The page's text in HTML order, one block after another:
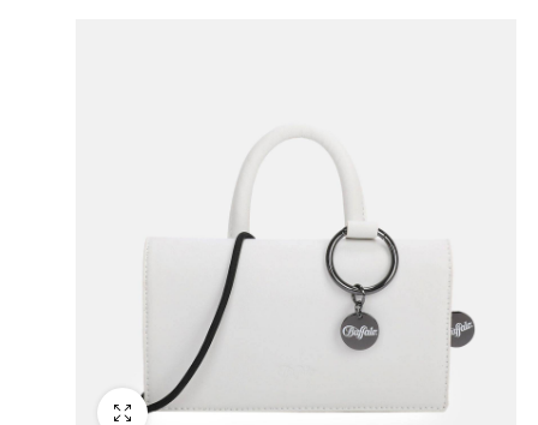
Fullscreen